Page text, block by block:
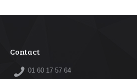
Contact
01 60 17 57 64